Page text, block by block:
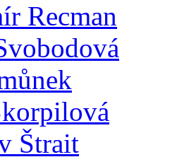
Recman
Štrait